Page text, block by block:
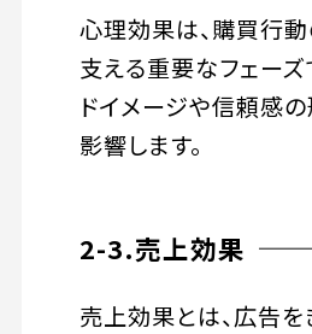
心理効果は、購買行
支える重要なフェーズ
ドイメージや信頼感
影響します。
2-3.売上効果
売上効果とは、広告を